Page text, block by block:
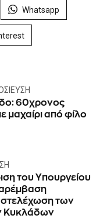
Whatsapp
60χρονος
από φίλο
του Υπουργείου
στελέχωση των
Κυκλάδων